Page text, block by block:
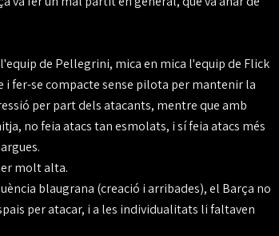
de Pellegrini, mica en mica l'equip de Flick
fer-se compacte sense pilota per mantenir la
per part dels atacants, mentre que amb
no feia atacs tan esmolats, i sí feia atacs més
molt alta.
blaugrana (creació i arribades), el Barça no
per atacar, i a les individualitats li faltaven